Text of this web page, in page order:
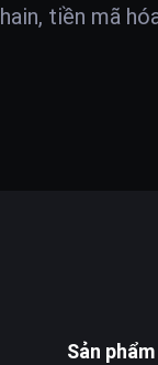
tiền mã
Sản phẩm